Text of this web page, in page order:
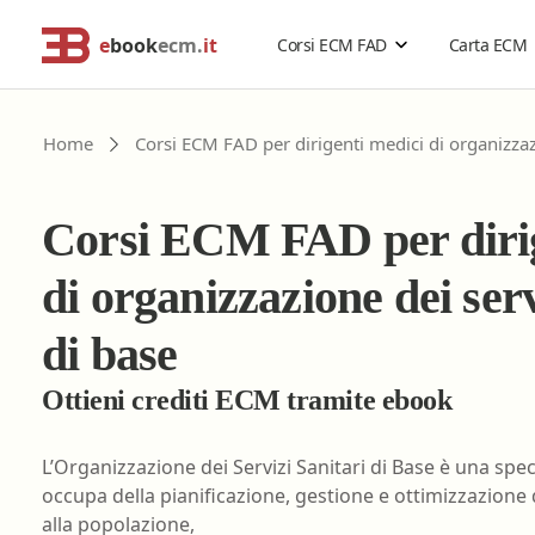
ebookecm.it Corsi ECM FAD
Catalogo Generale
Catalogo per Professione
Dietista
Educatore professionale
Carta ECM
Estensione validità corsi ECM
Acquisti di gruppo
Problemi accesso ebookecm.it
Richiesta password temporanea
Sostituzione password
FAQ- Domande frequenti
Cerca corsi ECM o altro
Home Corsi ECM FAD per dirigenti medici di
Corsi ECM FAD per
di organizzazione dei
di base
Ottieni crediti ECM tramite ebook
L’Organizzazione dei Servizi Sanitari di Base è una
occupa della pianificazione, gestione e
alla popolazione,